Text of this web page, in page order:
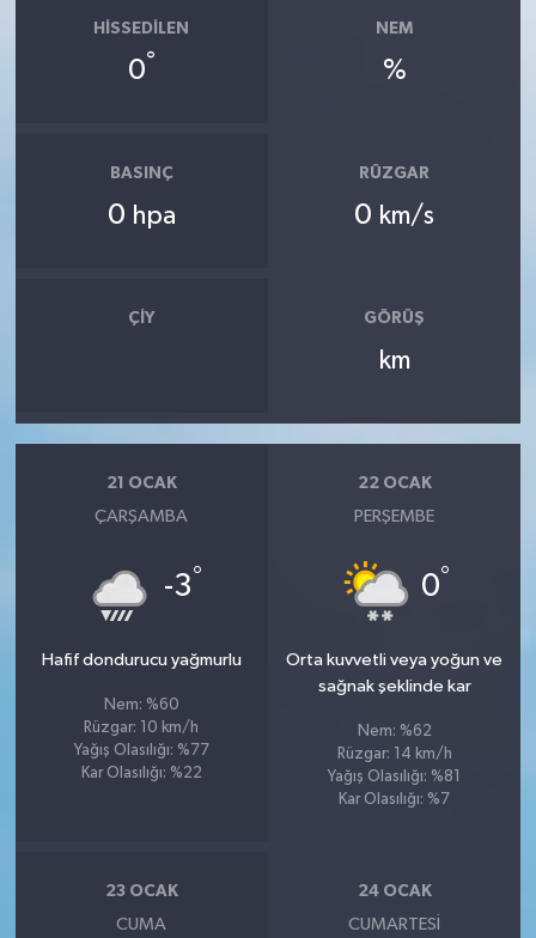
HISSEDILEN
0°
NEM
%
BASINÇ
0 hpa
RÜZGAR
0 km/s
ÇIY GÖRÜŞ
km
21 OCAK
ÇARŞAMBA
-3°
Hafif dondurucu yağmurlu
Nem: %60
Rüzgar: 10 km/h
Yağış Olasılığı: %77
Kar Olasılığı: %22
22 OCAK
PERŞEMBE
0°
Orta kuvvetli veya yoğun ve
sağnak şeklinde kar
Nem: %62
Rüzgar: 14 km/h
Yağış Olasılığı: %81
Kar Olasılığı: %7
23 OCAK
CUMA
24 OCAK
CUMARTESI